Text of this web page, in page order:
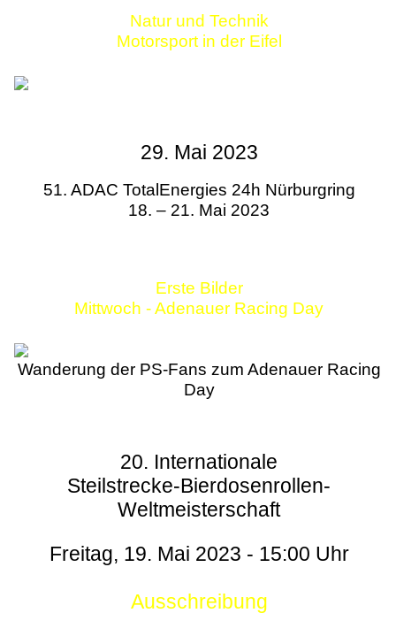
Natur und Technik
Motorsport in der Eifel
29. Mai 2023
51. ADAC TotalEnergies 24h Nürburgring
18. – 21. Mai 2023
Erste Bilder
Mittwoch - Adenauer Racing Day
Wanderung der PS-Fans zum Adenauer Racing
Day
20. Internationale
Steilstrecke-Bierdosenrollen-
Weltmeisterschaft
Freitag, 19. Mai 2023 - 15:00 Uhr
Ausschreibung